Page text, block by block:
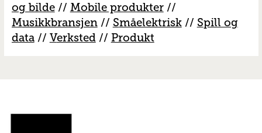
og bilde// Mobile produkter//
Musikkbransjen// Småelektrisk// Spill og
data// Verksted// Produkt